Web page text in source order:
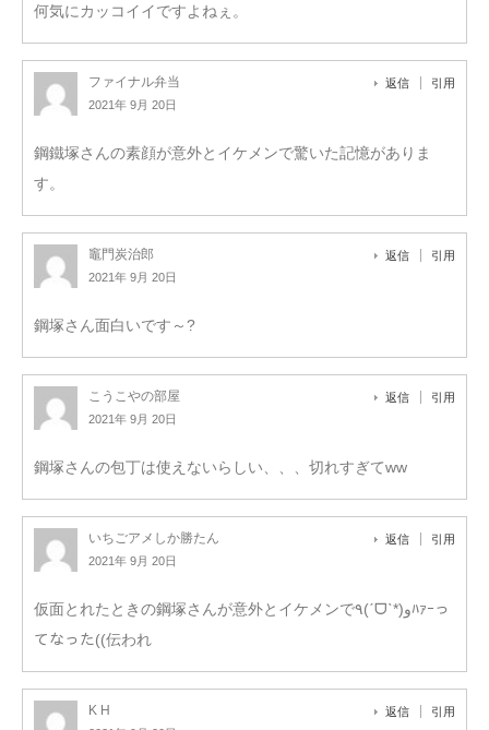
何気にカッコイイですよねぇ。
ファイナル弁当
2021年 9月 20日
返信 引用
鋼鐵塚さんの素顔が意外とイケメンで驚いた記憶がありま
す。
竈門炭治郎
2021年 9月 20日
返信 引用
鋼塚さん面白いです～?
こうこやの部屋
2021年 9月 20日
返信 引用
鋼塚さんの包丁は使えないらしい、、、切れすぎてww
いちごアメしか勝たん
2021年 9月 20日
返信 引用
仮面とれたときの鋼塚さんが意外とイケメンで٩(ˊᗜˋ*)وﾊｧｰっ
てなった((伝われ
K H 返信 引用